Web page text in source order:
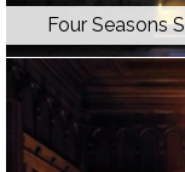
Four Seasons